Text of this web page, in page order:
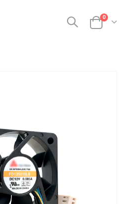
カート
0商品